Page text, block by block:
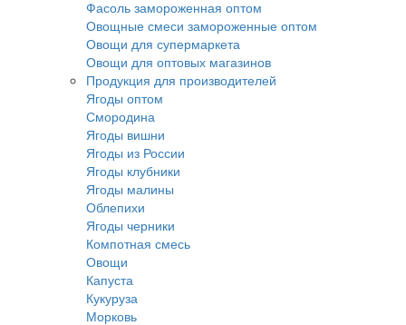
Фасоль замороженная оптом
Овощные смеси замороженные оптом
Овощи для супермаркета
Овощи для оптовых магазинов
Продукция для производителей
Ягоды оптом
Смородина
Ягоды вишни
Ягоды из России
Ягоды клубники
Ягоды малины
Облепихи
Ягоды черники
Компотная смесь
Овощи
Капуста
Кукуруза
Морковь